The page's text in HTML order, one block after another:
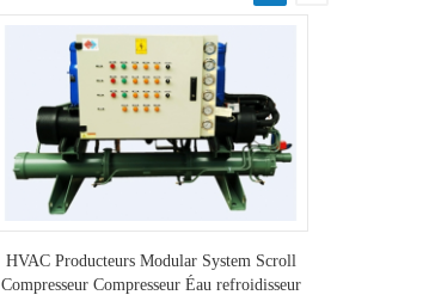
HVAC Producteurs Modular System Scroll
Compresseur Compresseur Éau refroidisseur